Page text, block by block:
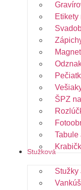
Etikety
ŠPZ
Tabule
Stužková
Stužky